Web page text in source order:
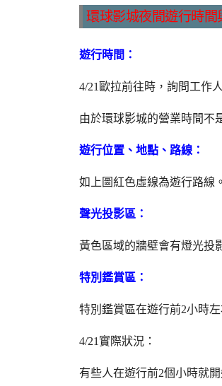
環球影城夜間遊行時間
遊行時間：
4/21歐拉前往時，詢問工作
由於環球影城的營業時間不
遊行位置、地點、路線：
如上圖紅色虛線為遊行路線。
聲光投影區：
黃色區域的牆壁會有燈光投
特別鑑賞區：
特別鑑賞區在遊行前2小時
4/21實際狀況：
有些人在遊行前2個小時就